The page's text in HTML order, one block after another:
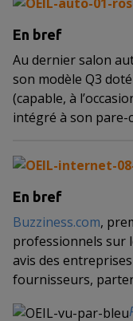
En bref
Au dernier salon
son modèle Q3
(capable, à
intégré à son pare-
En bref
Buzziness.com,
professionnels sur
avis des
fournisseurs,